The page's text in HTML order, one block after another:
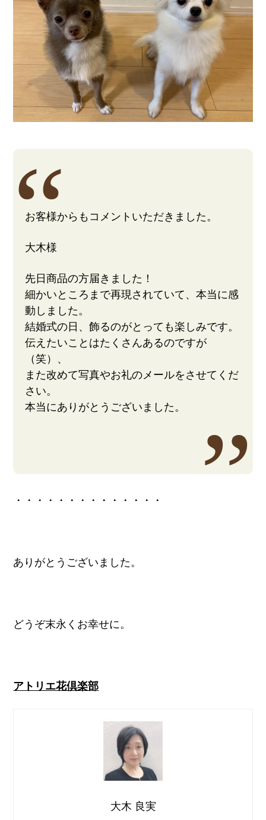
お客様からもコメントいただきました。
大木様
先日商品の方届きました！
細かいところまで再現されていて、本当に感
動しました。
結婚式の日、飾るのがとっても楽しみです。
伝えたいことはたくさんあるのですが
（笑）、
また改めて写真やお礼のメールをさせてくだ
さい。
本当にありがとうございました。
・・・・・・・・・・・・・・
ありがとうございました。
どうぞ末永くお幸せに。
アトリエ花倶楽部
大木 良実